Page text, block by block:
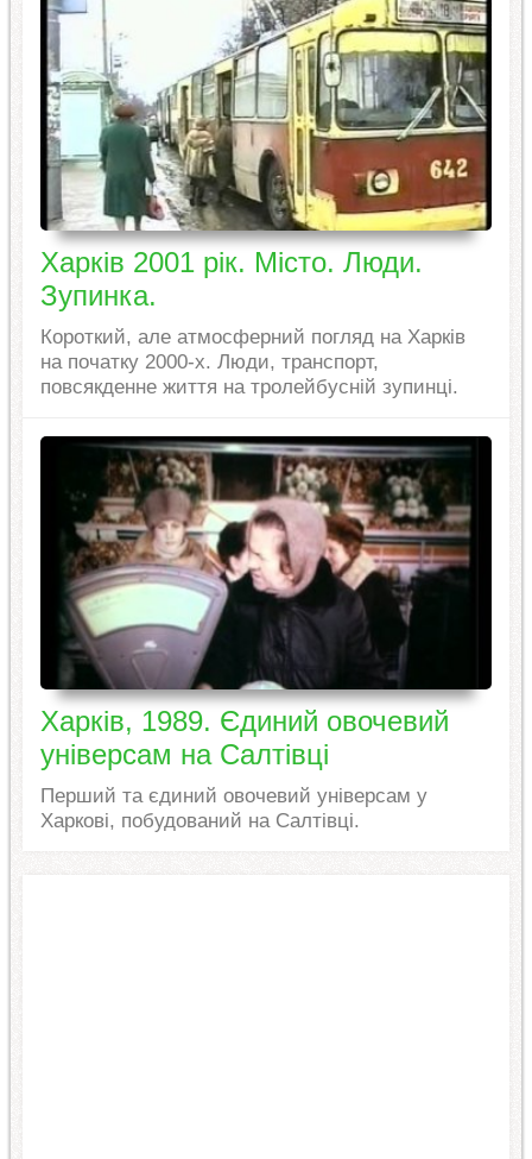
Харків 2001 рік. Місто. Люди.
Зупинка.
Короткий, але атмосферний погляд на Харків
на початку 2000-х. Люди, транспорт,
повсякденне життя на тролейбусній зупинці.
Харків, 1989. Єдиний овочевий
універсам на Салтівці
Перший та єдиний овочевий універсам у
Харкові, побудований на Салтівці.